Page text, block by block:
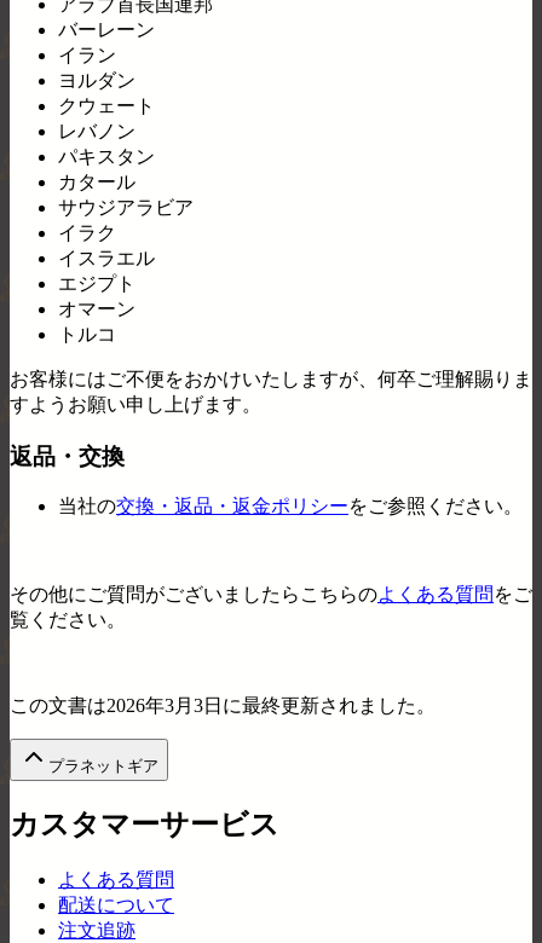
アラブ首長国連邦
バーレーン
イラン
ヨルダン
クウェート
レバノン
パキスタン
カタール
サウジアラビア
イラク
イスラエル
エジプト
オマーン
トルコ
お客様にはご不便をおかけいたしますが、何卒ご理解賜りま
すようお願い申し上げます。
返品・交換
当社の交換・返品・返金ポリシーをご参照ください。
その他にご質問がございましたらこちらのよくある質問 をご
覧ください。
この文書は2026年3月3日に最終更新されました。
プラネットギア
カスタマーサービス
よくある質問
配送について
注文追跡